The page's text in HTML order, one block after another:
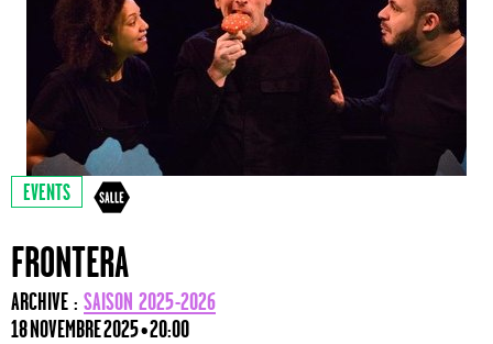
EVENTS
FRONTERA
ARCHIVE : SAISON 2025-2026
18 NOVEMBRE 2025 • 20:00